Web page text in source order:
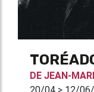
DE JEAN-